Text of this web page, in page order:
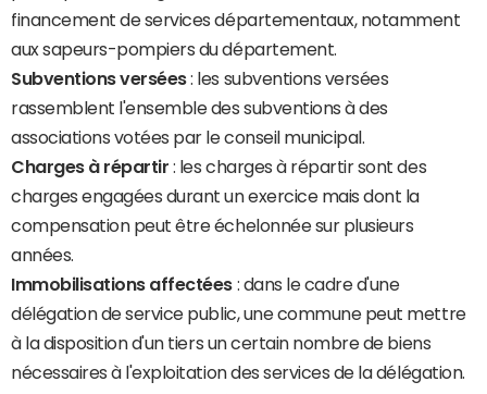
financement de services départementaux, notamment
aux sapeurs-pompiers du département.
Subventions versées: les subventions versées
rassemblent l'ensemble des subventions à des
associations votées par le conseil municipal.
Charges à répartir : les charges à répartir sont des
charges engagées durant un exercice mais dont la
compensation peut être échelonnée sur plusieurs
années.
Immobilisations affectées : dans le cadre d'une
délégation de service public, une commune peut mettre
à la disposition d'un tiers un certain nombre de biens
nécessaires à l'exploitation des services de la délégation.